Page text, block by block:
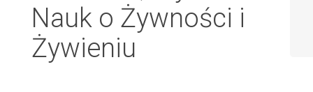
Nauk o Żywności i
Żywieniu